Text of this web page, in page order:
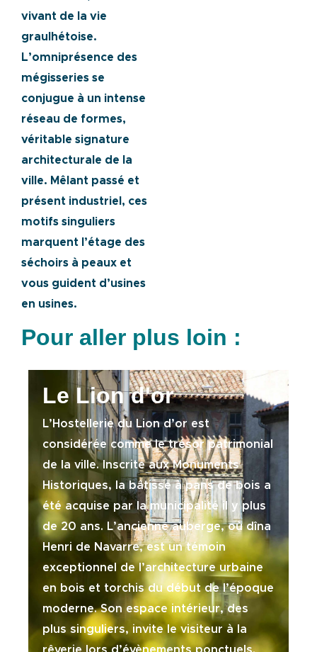
vivant de la vie
graulhétoise.
L’omniprésence des
mégisseries se
conjugue à un intense
réseau de formes,
véritable signature
architecturale de la
ville. Mêlant passé et
présent industriel, ces
motifs singuliers
marquent l’étage des
séchoirs à peaux et
vous guident d’usines
en usines.
Pour aller plus loin :
Le Lion d'or
L’Hostellerie du Lion d’or est
considérée comme le trésor patrimonial
de la ville. Inscrite aux Monuments
Historiques, la bâtisse à pans de bois a
été acquise par la municipalité il y plus
de 20 ans. L’ancienne auberge, où dîna
Henri de Navarre, est un témoin
exceptionnel de l’architecture urbaine
en bois et torchis du début de l’époque
moderne. Son espace intérieur, des
plus singuliers, invite le visiteur à la